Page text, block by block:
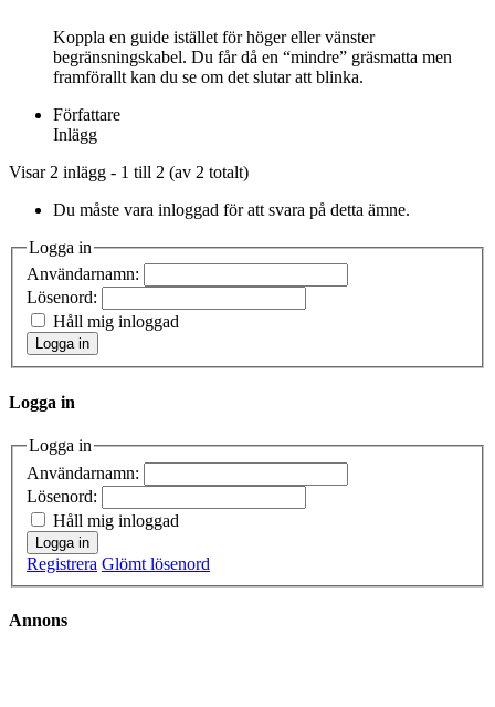
Koppla en guide istället för höger eller vänster
begränsningskabel. Du får då en “mindre” gräsmatta men
framförallt kan du se om det slutar att blinka.
Författare
Inlägg
Visar 2 inlägg - 1 till 2 (av 2 totalt)
Du måste vara inloggad för att svara på detta ämne.
Logga in
Användarnamn:
Lösenord:
Håll mig inloggad
Logga in
Logga in
Logga in
Användarnamn:
Lösenord:
Håll mig inloggad
Logga in
Registrera Glömt lösenord
Annons